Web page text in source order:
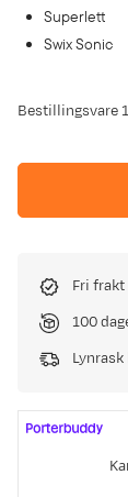
Superlett
Swix Sonic
Bestillingsvare
Fri frakt
100